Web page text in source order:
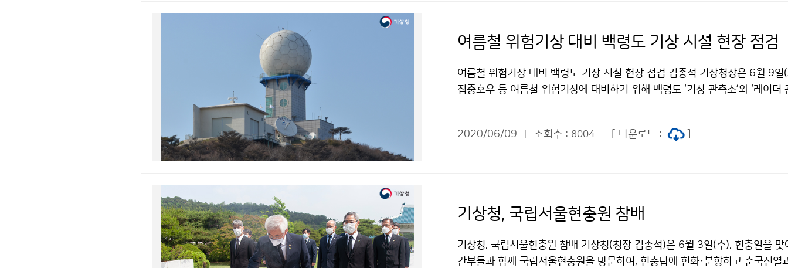
여름철 위험기상 대비 백령도 기상 시설 현장 점검
여름철 위험기상 대비 백령도 기상 시설 현장 점검 김종석 기상청장은 6월 9일
집중호우 등 여름철 위험기상에 대비하기 위해 백령도 ‘기상 관측소’와 ‘레이더
2020/06/09
조회수 : 8004 [ 다운로드 :
기상청, 국립서울현충원 참배
기상청, 국립서울현충원 참배 기상청(청장 김종석)은 6월 3일(수), 현충일을 맞
간부들과 함께 국립서울현충원을 방문하여, 헌충탑에 헌화·분향하고 순국선열